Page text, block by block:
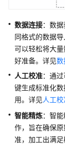
数
据
集
格
式
要
求
数
据
数据连接：数
同格式的数据
可以轻松将大
好准备。详见数
人工校准：通
键生成标准化
用。详见人工校
智能精炼：智
作，旨在确保
准，加工出满